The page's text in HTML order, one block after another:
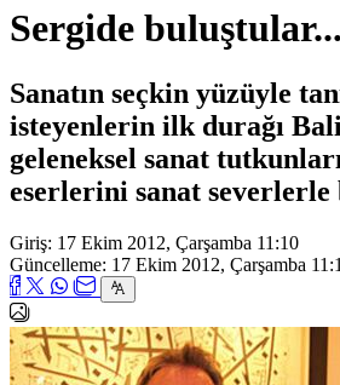
Sergide buluştular...
Sanatın seçkin yüzüyle
isteyenlerin ilk durağı
geleneksel sanat
eserlerini sanat
Giriş: 17 Ekim 2012, Çarşamba 11:10
Güncelleme: 17 Ekim 2012, Çarşamba